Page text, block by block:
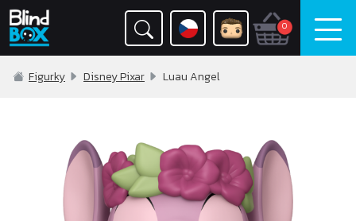
0
Figurky Disney Pixar Luau Angel